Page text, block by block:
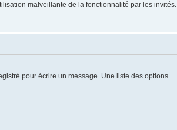
malveillante de la fonctionnalité par les invités.
pour écrire un message. Une liste des options